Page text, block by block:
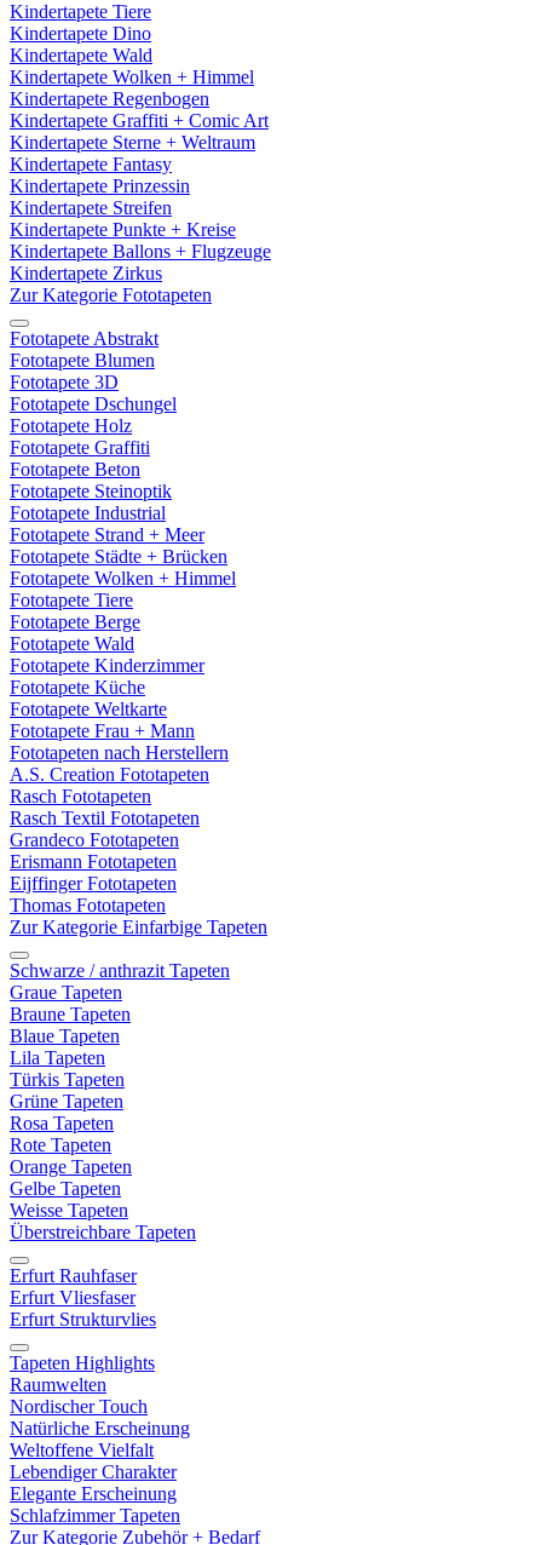
Kindertapete Tiere
Kindertapete Dino
Kindertapete Wald
Kindertapete Wolken + Himmel
Kindertapete Regenbogen
Kindertapete Graffiti + Comic Art
Kindertapete Sterne + Weltraum
Kindertapete Fantasy
Kindertapete Prinzessin
Kindertapete Streifen
Kindertapete Punkte + Kreise
Kindertapete Ballons + Flugzeuge
Kindertapete Zirkus
Zur Kategorie Fototapeten
Fototapete Abstrakt
Fototapete Blumen
Fototapete 3D
Fototapete Dschungel
Fototapete Holz
Fototapete Graffiti
Fototapete Beton
Fototapete Steinoptik
Fototapete Industrial
Fototapete Strand + Meer
Fototapete Städte + Brücken
Fototapete Wolken + Himmel
Fototapete Tiere
Fototapete Berge
Fototapete Wald
Fototapete Kinderzimmer
Fototapete Küche
Fototapete Weltkarte
Fototapete Frau + Mann
Fototapeten nach Herstellern
A.S. Creation Fototapeten
Rasch Fototapeten
Rasch Textil Fototapeten
Grandeco Fototapeten
Erismann Fototapeten
Eijffinger Fototapeten
Thomas Fototapeten
Zur Kategorie Einfarbige Tapeten
Schwarze / anthrazit Tapeten
Graue Tapeten
Braune Tapeten
Blaue Tapeten
Lila Tapeten
Türkis Tapeten
Grüne Tapeten
Rosa Tapeten
Rote Tapeten
Orange Tapeten
Gelbe Tapeten
Weisse Tapeten
Überstreichbare Tapeten
Erfurt Rauhfaser
Erfurt Vliesfaser
Erfurt Strukturvlies
Tapeten Highlights
Raumwelten
Nordischer Touch
Natürliche Erscheinung
Weltoffene Vielfalt
Lebendiger Charakter
Elegante Erscheinung
Schlafzimmer Tapeten
Zur Kategorie Zubehör + Bedarf